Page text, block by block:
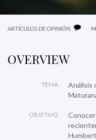
ARTÍCULOS DE OPINIÓN
OVERVIEW
TEMA
Análisis
OBJETIVO